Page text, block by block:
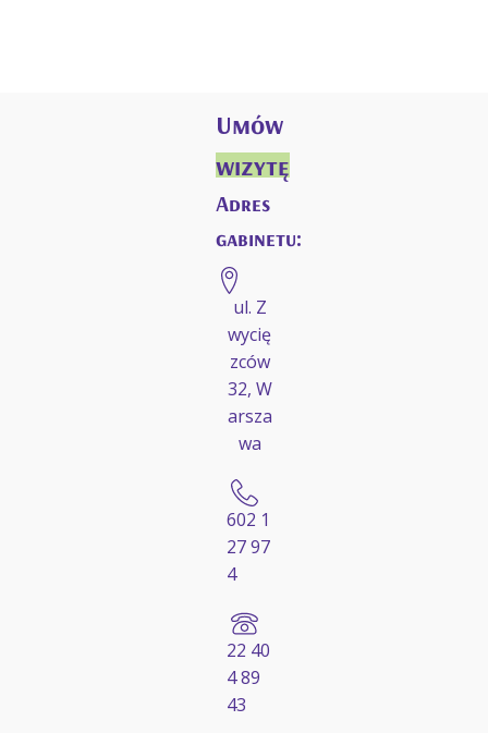
Umów
wizytę
Adres
gabinetu:
ul. Z
wycię
zców
32, W
arsza
wa
602 1
27 97
4
22 40
4 89
43